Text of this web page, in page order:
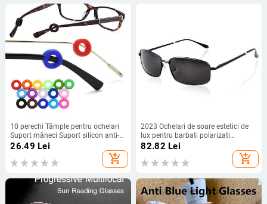
10 perechi Tâmple pentru ochelari
Suport mâneci Suport silicon anti-
alunecare Ochelari elastic Cârlig
Accesorii pentru ochelari
26.49 Lei
add_shopping_cart
2023 Ochelari de soare estetici de
lux pentru barbati polarizati
Conducere masina Ochelari cu
rama metalica Pescuit Nuante
uv400 Lentile
82.82 Lei
add_shopping_cart